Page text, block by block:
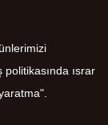
ısrar